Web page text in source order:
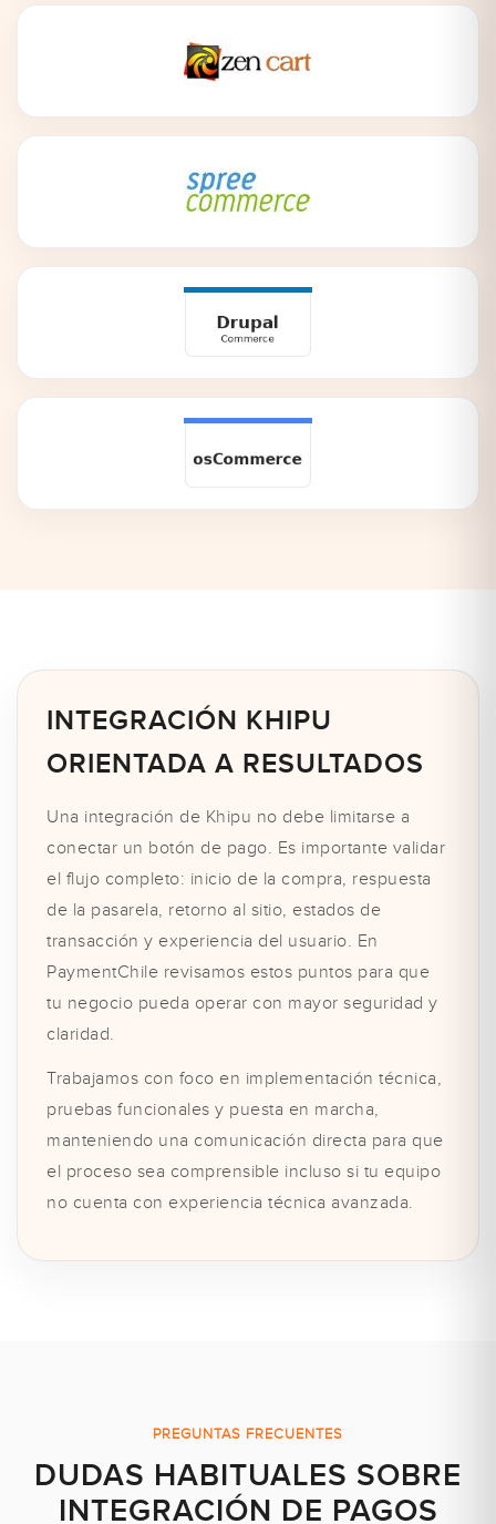
INTEGRACIÓN KHIPU
ORIENTADA A RESULTADOS
Una integración de Khipu no debe limitarse a
conectar un botón de pago. Es importante validar
el flujo completo: inicio de la compra, respuesta
de la pasarela, retorno al sitio, estados de
transacción y experiencia del usuario. En
PaymentChile revisamos estos puntos para que
tu negocio pueda operar con mayor seguridad y
claridad.
Trabajamos con foco en implementación técnica,
pruebas funcionales y puesta en marcha,
manteniendo una comunicación directa para que
el proceso sea comprensible incluso si tu equipo
no cuenta con experiencia técnica avanzada.
PREGUNTAS FRECUENTES
DUDAS HABITUALES SOBRE
INTEGRACIÓN DE PAGOS